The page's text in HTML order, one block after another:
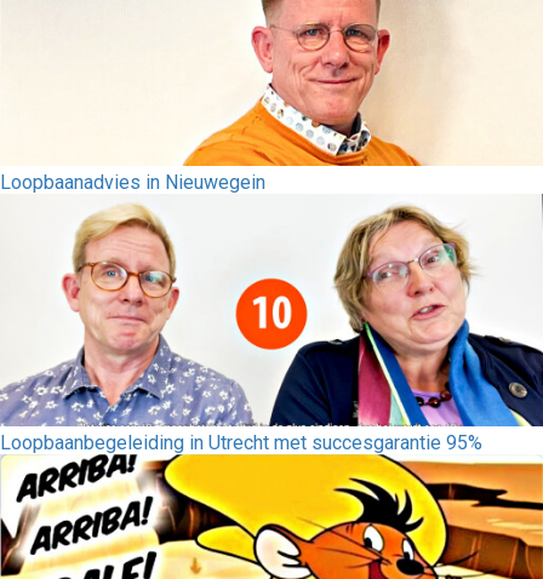
Loopbaanadvies in Nieuwegein
Loopbaanbegeleiding in Utrecht met succesgarantie 95%